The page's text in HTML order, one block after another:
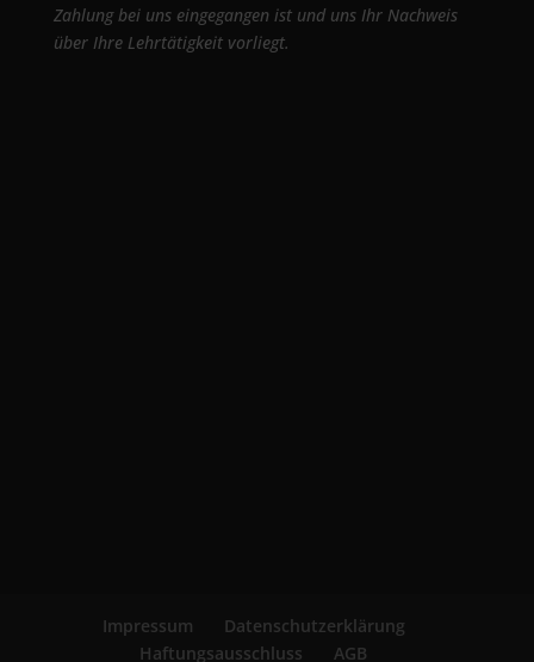
Zahlung bei uns eingegangen ist und uns Ihr Nachweis
über Ihre Lehrtätigkeit vorliegt.
Impressum
Datenschutzerklärung
Haftungsausschluss
AGB